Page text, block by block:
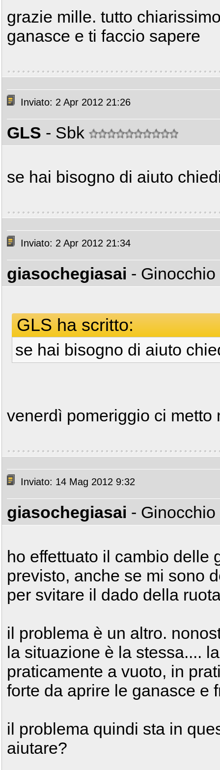
grazie mille. tutto
ganasce e ti faccio sapere
Inviato: 2 Apr 2012 21:26
GLS - Sbk
se hai bisogno di aiuto
Inviato: 2 Apr 2012 21:34
giasochegiasai -
GLS ha scritto:
se hai bisogno di aiuto
venerdì pomeriggio ci metto
Inviato: 14 Mag 2012 9:32
giasochegiasai -
ho effettuato il cambio delle
previsto, anche se mi sono
per svitare il dado della
il problema è un altro.
la situazione è la stessa....
praticamente a vuoto, in
forte da aprire le ganasce e
il problema quindi sta in
aiutare?